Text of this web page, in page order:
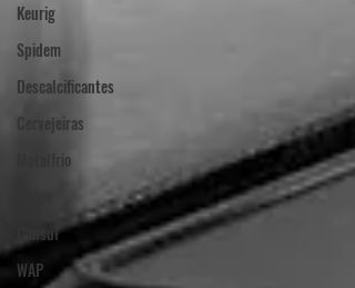
Keurig
Spidem
Descalcificantes
Cervejeiras
Metalfrio
Consul
WAP